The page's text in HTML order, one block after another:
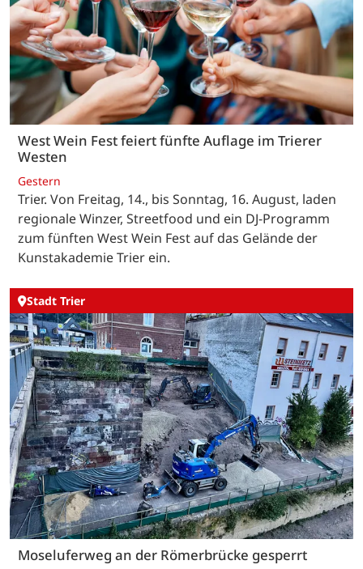
West Wein Fest feiert fünfte Auflage im Trierer
Westen
Gestern
Trier. Von Freitag, 14., bis Sonntag, 16. August, laden
regionale Winzer, Streetfood und ein DJ-Programm
zum fünften West Wein Fest auf das Gelände der
Kunstakademie Trier ein.
Stadt Trier
Moseluferweg an der Römerbrücke gesperrt